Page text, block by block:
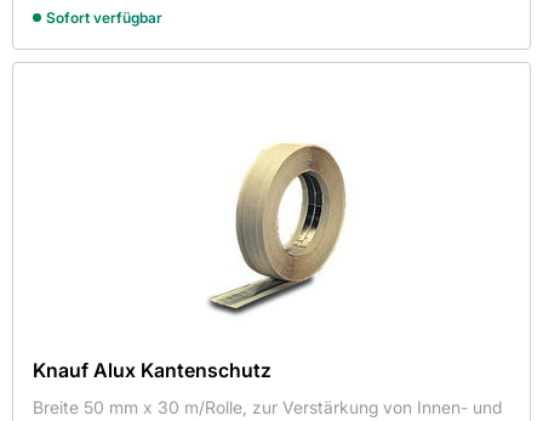
Montageset
Noniusoberteil
Sofort verfügbar
Knauf Alux Kantenschutz
Breite 50 mm x 30 m/Rolle, zur Verstärkung von Innen- und